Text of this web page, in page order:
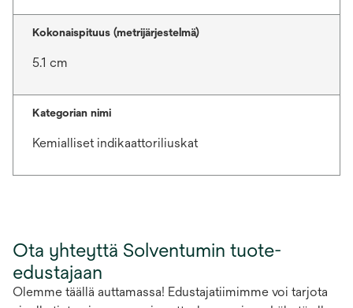
Kokonaispituus (metrijärjestelmä)
5.1 cm
Kategorian nimi
Kemialliset indikaattoriliuskat
Ota yhteyttä Solventumin tuote-
edustajaan
Olemme täällä auttamassa! Edustajatiimimme voi tarjota